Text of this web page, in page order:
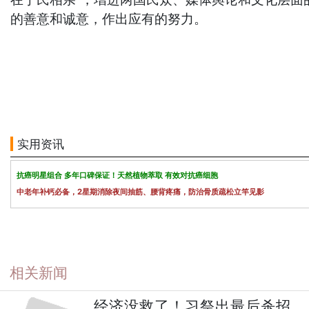
的善意和诚意，作出应有的努力。
实用资讯
抗癌明星组合 多年口碑保证！天然植物萃取 有效对抗癌细胞
中老年补钙必备，2星期消除夜间抽筋、腰背疼痛，防治骨质疏松立竿见影
相关新闻